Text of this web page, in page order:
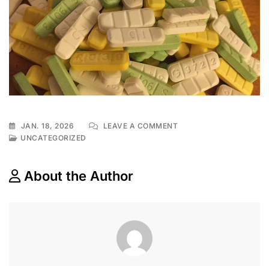
JAN. 18, 2026 LEAVE A COMMENTON
UNCATEGORIZED
About the Author